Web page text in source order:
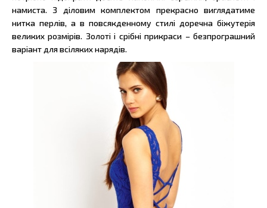
намиста. З діловим комплектом прекрасно виглядатиме
нитка перлів, а в повсякденному стилі доречна біжутерія
великих розмірів. Золоті і срібні прикраси – безпрограшний
варіант для всіляких нарядів.